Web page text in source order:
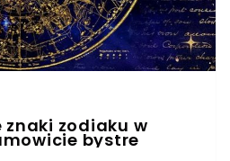
znaki zodiaku w
bystre